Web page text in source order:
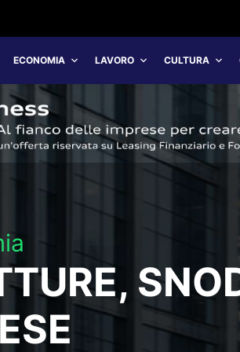
ECONOMIA LAVORO CULTURA